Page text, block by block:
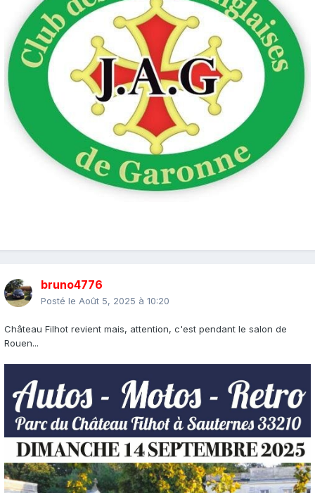
bruno4776
Posté le Août 5, 2025 à 10:20
Château Filhot revient mais, attention, c'est pendant le salon de
Rouen...